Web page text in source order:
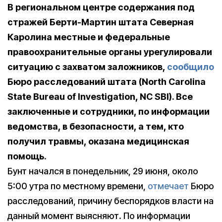
В региональном центре содержания под
стражей Берти-Мартин штата Северная
Каролина местные и федеральные
правоохранительные органы урегулировали
ситуацию с захватом заложников, сообщило
Бюро расследований штата (North Carolina
State Bureau of Investigation, NCSBI). Все
заключенные и сотрудники, по информации
ведомства, в безопасности, а тем, кто
получил травмы, оказана медицинская
помощь.
Бунт начался в понедельник, 29 июня, около
5:00 утра по местному времени, отмечает Бюро
расследований, причину беспорядков власти на
данный момент выясняют. По информации